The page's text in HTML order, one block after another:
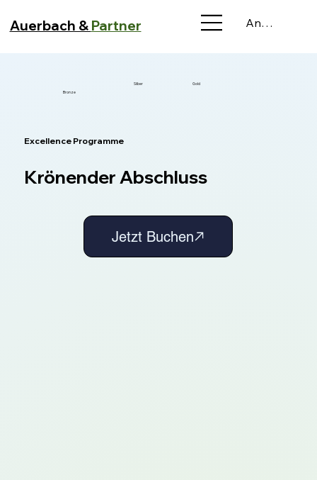
Auerbach & Partner Anmelden
Bronze
Silber Gold
Excellence Programme
Krönender Abschluss
Jetzt Buchen